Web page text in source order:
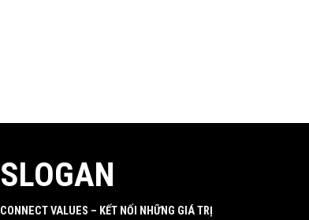
SLOGAN
CONNECT VALUES – KẾT NỐI NHỮNG GIÁ TRỊ